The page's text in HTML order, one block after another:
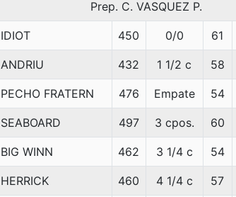
Prep. C. VASQUEZ P.
IDIOT 450 0/0 61
ANDRIU 432 1 1/2 c 58
PECHO FRATERN 476 Empate 54
SEABOARD 497 3 cpos. 60
BIG WINN 462 3 1/4 c 54
HERRICK 460 4 1/4 c 57